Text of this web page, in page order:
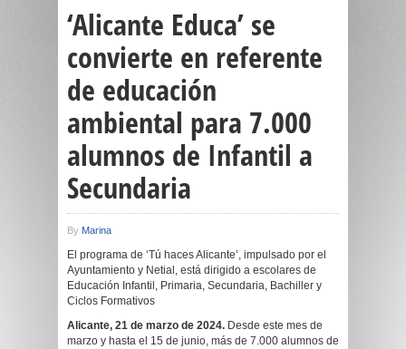
‘Alicante Educa’ se
convierte en referente
de educación
ambiental para 7.000
alumnos de Infantil a
Secundaria
By Marina
El programa de ‘Tú haces Alicante’, impulsado por el
Ayuntamiento y Netial, está dirigido a escolares de
Educación Infantil, Primaria, Secundaria, Bachiller y
Ciclos Formativos
Alicante, 21 de marzo de 2024. Desde este mes de
marzo y hasta el 15 de junio, más de 7.000 alumnos de